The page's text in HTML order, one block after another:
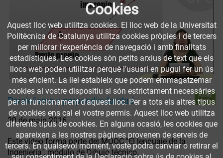
Paralelismo y perpendicularidad
Accés
obert
20 de maig 2016
Este vídeo forma parte del MOOC "El lenguaje de la
Ingeniería", módulo de Dibujo técnico.
Cookies
Aquest lloc web utilitza cookies. El lloc web de la Universitat
Politècnica de Catalunya utilitza cookies pròpies i de tercers
per millorar l’experiència de navegació i amb finalitats
estadístiques. Les cookies són petits arxius de text que els
llocs web poden utilitzar perquè l’usuari en pugui fer un ús
més eficient. La llei estableix que podem emmagatzemar
cookies al vostre dispositiu si són estrictament necessàries
per al funcionament d'aquest lloc. Per a tots els altres tipus
de cookies ens cal el vostre permís. Aquest lloc web utilitza
diferents tipus de cookies. En alguna ocasió, les cookies que
apareixen a les nostres pàgines provenen de serveis de
tercers. En qualsevol moment, vostè podrà canviar o retirar el